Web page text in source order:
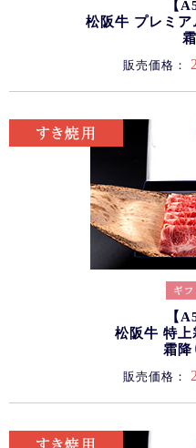
【
松阪牛 プレミア
販売価格：
【
松阪牛 特上
霜降
販売価格：